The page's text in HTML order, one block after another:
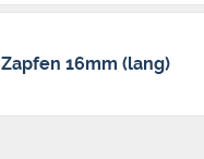
Zapfen 16mm (lang)